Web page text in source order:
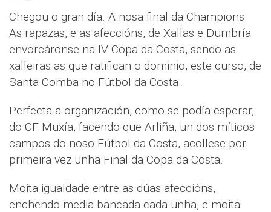
Chegou o gran día. A nosa final da Champions.
As rapazas, e as afeccións, de Xallas e Dumbría
envorcáronse na IV Copa da Costa, sendo as
xalleiras as que ratifican o dominio, este curso, de
Santa Comba no Fútbol da Costa.
Perfecta a organización, como se podía esperar,
do CF Muxía, facendo que Arliña, un dos míticos
campos do noso Fútbol da Costa, acollese por
primeira vez unha Final da Copa da Costa.
Moita igualdade entre as dúas afeccións,
enchendo media bancada cada unha, e moita